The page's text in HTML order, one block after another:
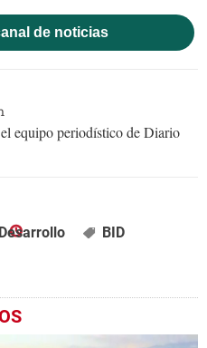
de noticias
equipo periodístico de Diario
BID